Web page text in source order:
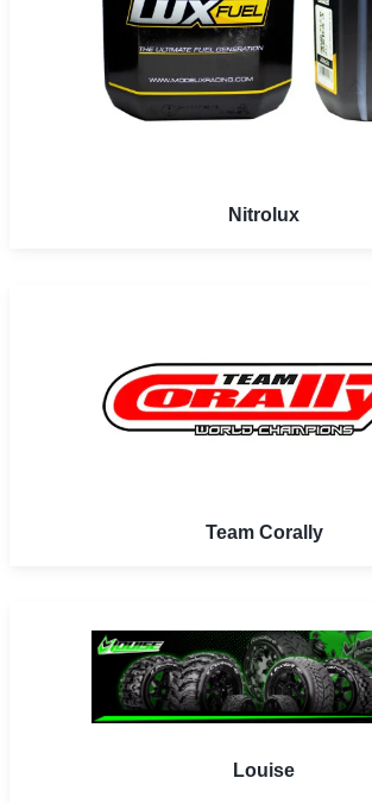
Nitrolux
Team Corally
Louise